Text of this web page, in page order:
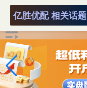
亿胜优配 相关话题